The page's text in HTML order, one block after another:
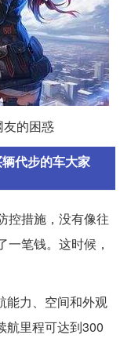
友的困惑
代步的车大家
控措施，没有像往
笔钱。这时候，
能力、空间和外观
航里程可达到300